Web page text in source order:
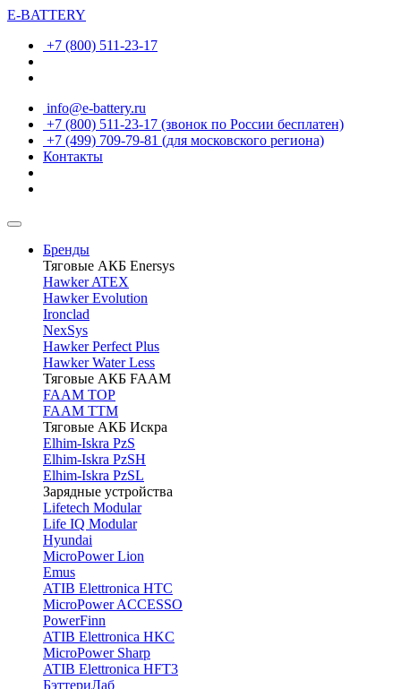
E-BATTERY
+7 (800) 511-23-17
info@e-battery.ru
+7 (800) 511-23-17 (звонок по России бесплатен)
+7 (499) 709-79-81 (для московского региона)
Контакты
Бренды
Тяговые АКБ Enersys
Hawker ATEX
Hawker Evolution
Ironclad
NexSys
Hawker Perfect Plus
Hawker Water Less
Тяговые АКБ FAAM
FAAM TOP
FAAM TTM
Тяговые АКБ Искра
Elhim-Iskra PzS
Elhim-Iskra PzSH
Elhim-Iskra PzSL
Зарядные устройства
Lifetech Modular
Life IQ Modular
Hyundai
MicroPower Lion
Emus
ATIB Elettronica HTC
MicroPower ACCESSO
PowerFinn
ATIB Elettronica HKC
MicroPower Sharp
ATIB Elettronica HFT3
БэттериЛаб